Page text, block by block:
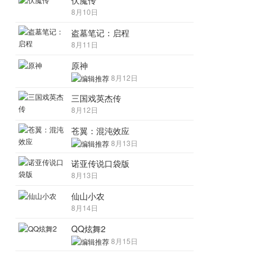
8月10日
盗墓笔记：启程
8月11日
原神
8月12日
三国戏英杰传
8月12日
苍翼：混沌效应
8月13日
诺亚传说口袋版
8月13日
仙山小农
8月14日
QQ炫舞2
8月15日